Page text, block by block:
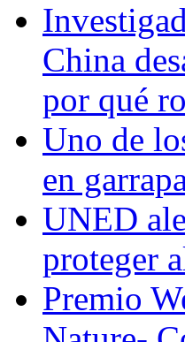
China
por qué
Uno de
en
UNED
proteger
Premio